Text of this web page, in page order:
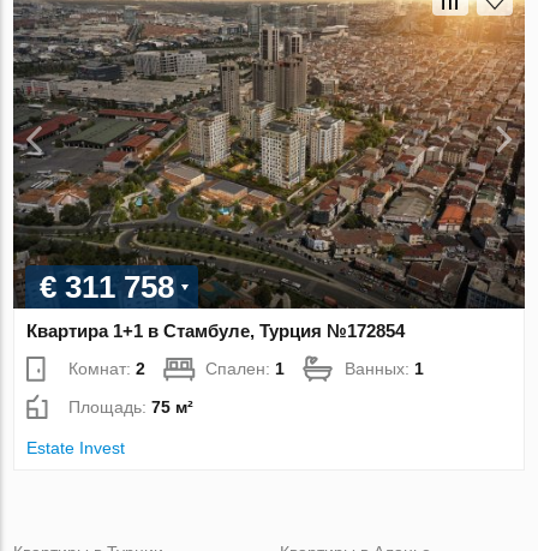
€ 311 758
Квартира 1+1 в Стамбуле, Турция №172854
Комнат:2 Спален: 1 Ванных: 1
Площадь:75 м²
Estate Invest